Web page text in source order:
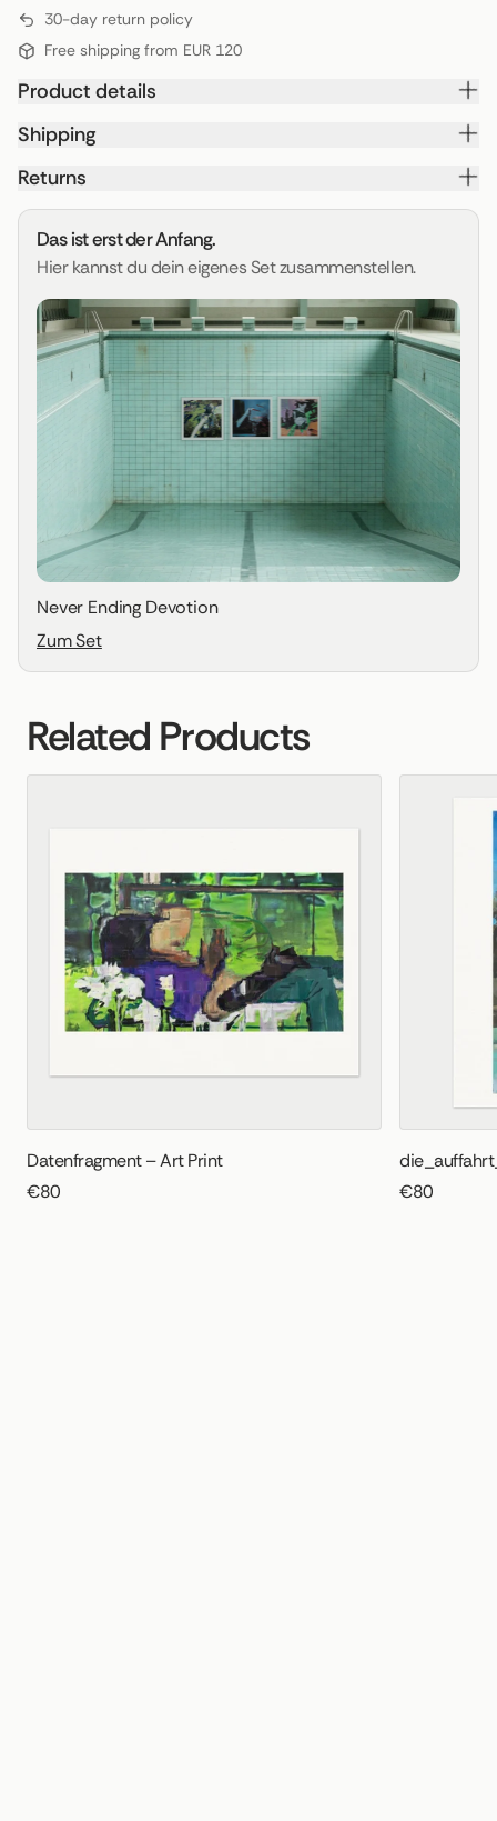
30-day return policy
Free shipping from EUR 120
Product details
Shipping
Returns
Das ist erst der Anfang.
Hier kannst du dein eigenes Set zusammenstellen.
Never Ending Devotion
Zum Set
Related Products
Datenfragment – Art Print
€80
€80